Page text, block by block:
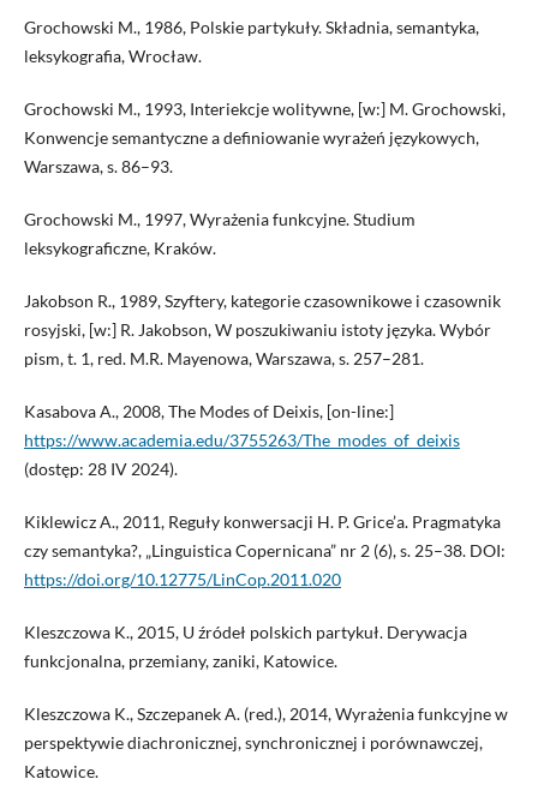
Grochowski M., 1986, Polskie partykuły. Składnia, semantyka,
leksykografia, Wrocław.
Grochowski M., 1993, Interiekcje wolitywne, [w:] M. Grochowski,
Konwencje semantyczne a definiowanie wyrażeń językowych,
Warszawa, s. 86–93.
Grochowski M., 1997, Wyrażenia funkcyjne. Studium
leksykograficzne, Kraków.
Jakobson R., 1989, Szyftery, kategorie czasownikowe i czasownik
rosyjski, [w:] R. Jakobson, W poszukiwaniu istoty języka. Wybór
pism, t. 1, red. M.R. Mayenowa, Warszawa, s. 257–281.
Kasabova A., 2008, The Modes of Deixis, [on-line:]
https://www.academia.edu/3755263/The_modes_of_deixis
(dostęp: 28 IV 2024).
Kiklewicz A., 2011, Reguły konwersacji H. P. Grice’a. Pragmatyka
czy semantyka?, „Linguistica Copernicana” nr 2 (6), s. 25–38. DOI:
https://doi.org/10.12775/LinCop.2011.020
Kleszczowa K., 2015, U źródeł polskich partykuł. Derywacja
funkcjonalna, przemiany, zaniki, Katowice.
Kleszczowa K., Szczepanek A. (red.), 2014, Wyrażenia funkcyjne w
perspektywie diachronicznej, synchronicznej i porównawczej,
Katowice.